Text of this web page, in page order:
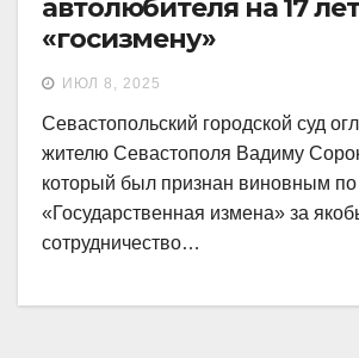
автолюбителя на 17
«госизмену»
ИЮЛ 8, 2025
Севастопольский городской суд
жителю Севастополя Вадиму
который был признан виновным по
«Государственная измена» за
сотрудничество…